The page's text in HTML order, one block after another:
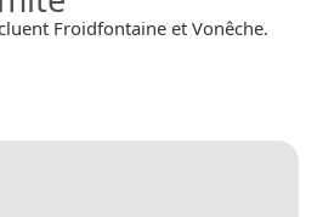
Froidfontaine et Vonêche.